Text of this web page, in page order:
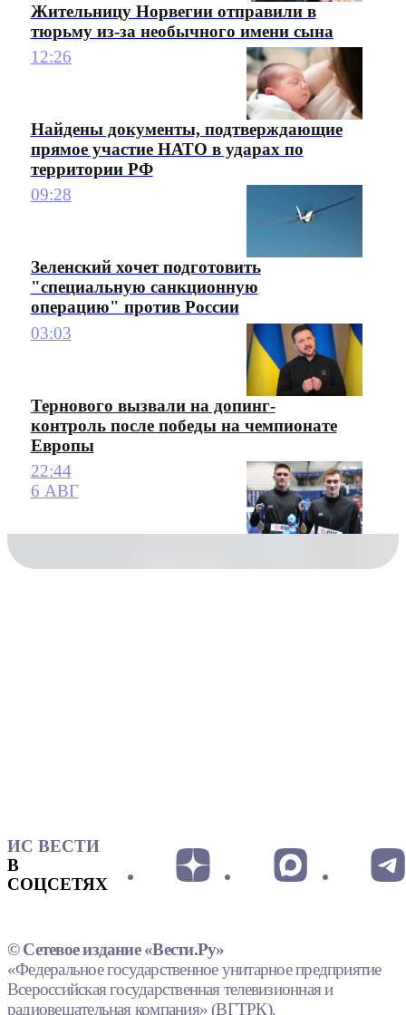
Жительницу Норвегии отправили в
тюрьму из-за необычного имени сына
12:26
Найдены документы, подтверждающие
прямое участие НАТО в ударах по
территории РФ
09:28
Зеленский хочет подготовить
"специальную санкционную
операцию" против России
03:03
Тернового вызвали на допинг-
контроль после победы на чемпионате
Европы
22:44
6 АВГ
ИС ВЕСТИ
В
СОЦСЕТЯХ
© Сетевое издание «Вести.Ру»
«Федеральное государственное унитарное предприятие
Всероссийская государственная телевизионная и
радиовещательная компания» (ВГТРК).